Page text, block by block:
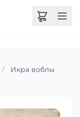
/
Икра воблы